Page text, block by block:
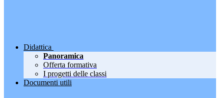
Didattica
Panoramica
Offerta formativa
I progetti delle classi
Documenti utili